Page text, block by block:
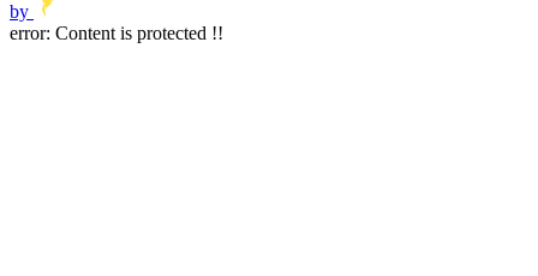
by
error: Content is protected !!